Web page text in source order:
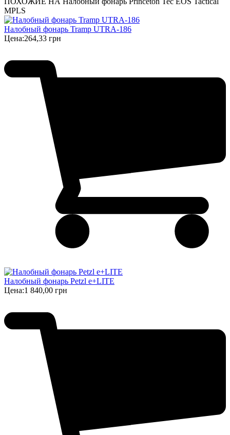
MPLS
Налобный фонарь Tramp UTRA-186
Цена:264,33 грн
Налобный фонарь Petzl e+LITE
Цена:1 840,00 грн